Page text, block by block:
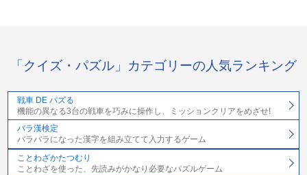
「クイズ・パズル」カテゴリーの人気ランキング
戦車 DE パズる
機能の異なる3台の戦車を巧みに操作し、ミッションクリアをめざせ!
バラ漢検定
バラバラになった漢字を組み立てて入力するゲーム
ことわざかたつむり
ことわざを使った、先読みがかなり必要なパズルゲーム